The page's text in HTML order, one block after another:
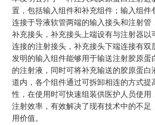
置，包括输入组件和补充组件；输入组件
连接于导液软管两端的输入接头和注射管
补充接头，补充接头上端设有与注射器以
连接的注射接头，补充接头下端连接有双
发明的输入组件能够用于输送注射胶原蛋
的注射液，同时可将补充输送的胶原蛋白
道内，各个组件通过可拆卸相连的方式提
性，在使用时可快速组装供医护人员使用
注射效率，有效解决了现有技术中的不足
用价值。